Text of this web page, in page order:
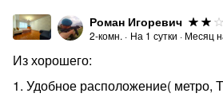
Роман Игоревич
2-комн. · На 1 сутки · Месяц
Из хорошего:
1. Удобное расположение( метро,